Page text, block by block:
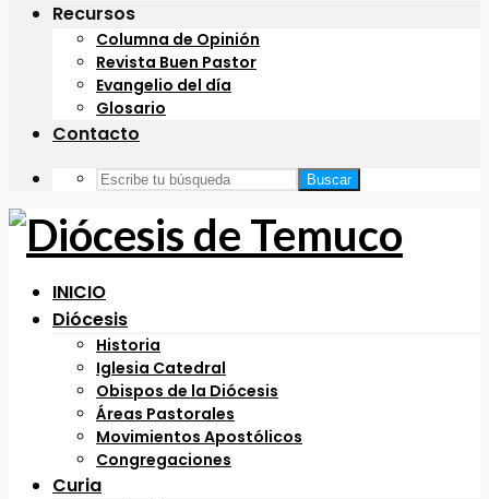
Recursos
Columna de Opinión
Revista Buen Pastor
Evangelio del día
Glosario
Contacto
Buscar
INICIO
Diócesis
Historia
Iglesia Catedral
Obispos de la Diócesis
Áreas Pastorales
Movimientos Apostólicos
Congregaciones
Curia